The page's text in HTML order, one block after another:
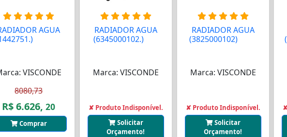
AGUA
AAAAAA
VISCONDE
8080,73
R$ 6.626, 20
Comprar
RADIADOR AGUA
(6345000102.)AAA
Marca: VISCONDE
✘ Produto Indisponível.
Solicitar
Orçamento!
RADIADOR AGUA
(3825000102)AAAA
Marca: VISCONDE
✘ Produto Indisponível.
Solicitar
Orçamento!